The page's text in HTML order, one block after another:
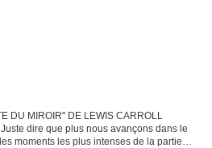
DU MIROIR" DE LEWIS CARROLL
dire que plus nous avançons dans le
moments les plus intenses de la partie